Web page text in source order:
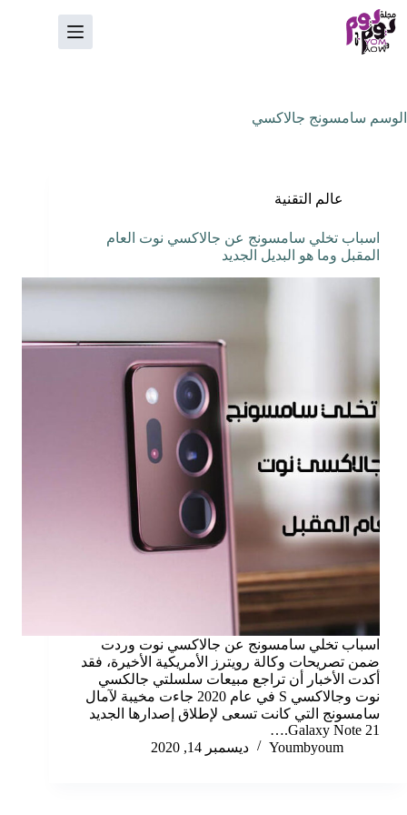
التجاوز
إلى
المحتوى
الوسم سامسونج جالاكسي
عالم التقنية
اسباب تخلي سامسونج عن جالاكسي نوت العام
المقبل وما هو البديل الجديد
اسباب تخلي سامسونج عن جالاكسي نوت وردت
ضمن تصريحات وكالة رويترز الأمريكية الأخيرة، فقد
أكدت الأخبار أن تراجع مبيعات سلسلتي جالكسي
نوت وجالاكسي S في عام 2020 جاءت مخيبة لآمال
سامسونج التي كانت تسعى لإطلاق إصدارها الجديد
Galaxy Note 21.…
Youmbyoum
ديسمبر 14, 2020